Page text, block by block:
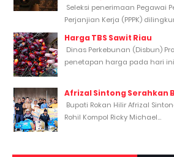
Seleksi penerimaan Pegawai
Perjanjian Kerja (PPPK)
Harga TBS Sawit Riau
Dinas Perkebunan (Disbun)
penetapan harga pada hari
Afrizal Sintong Serahkan
Bupati Rokan Hilir Afrizal
Rohil Kompol Ricky Michael...